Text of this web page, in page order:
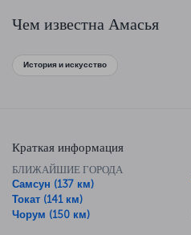
Чем известна Амасья
История и искусство
Краткая информация
БЛИЖАЙШИЕ ГОРОДА
Самсун (137 км)
Токат (141 км)
Чорум (150 км)